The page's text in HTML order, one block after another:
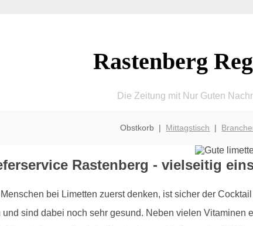
Rastenberg
Die Zeitung mit Nur Guten
Obstkorb | Mittagstisch |
Rastenberg - vielseitig
bei Limetten zuerst denken, ist sicher der
sind dabei noch sehr gesund. Neben vielen Vitaminen